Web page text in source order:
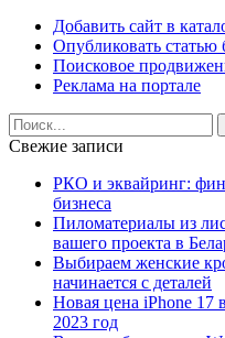
Добавить сайт в
Опубликовать статью
Поисковое
Реклама на портале
Свежие записи
РКО и эквайринг:
бизнеса
Пиломатериалы из
вашего проекта в
Выбираем женские
начинается с деталей
Новая цена iPhone 17
2023 год